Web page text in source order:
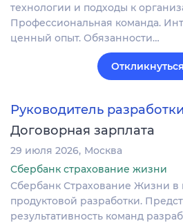
технологии и подходы к
Профессиональная команда.
ценный опыт. Обязанности…
Откликнуться
Руководитель
Договорная зарплата
29 июля 2026 Москва
Сбербанк страхование жизни
Сбербанк Страхование Жизни в
продуктовой разработки.
результативность команд